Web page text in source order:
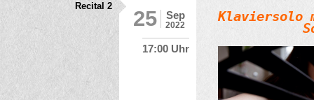
Sep
2022
25
17:00 Uhr
Klaviersolo
Recital 2